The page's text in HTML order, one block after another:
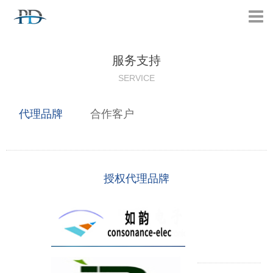
服务支持
SERVICE
代理品牌 合作客户
授权代理品牌